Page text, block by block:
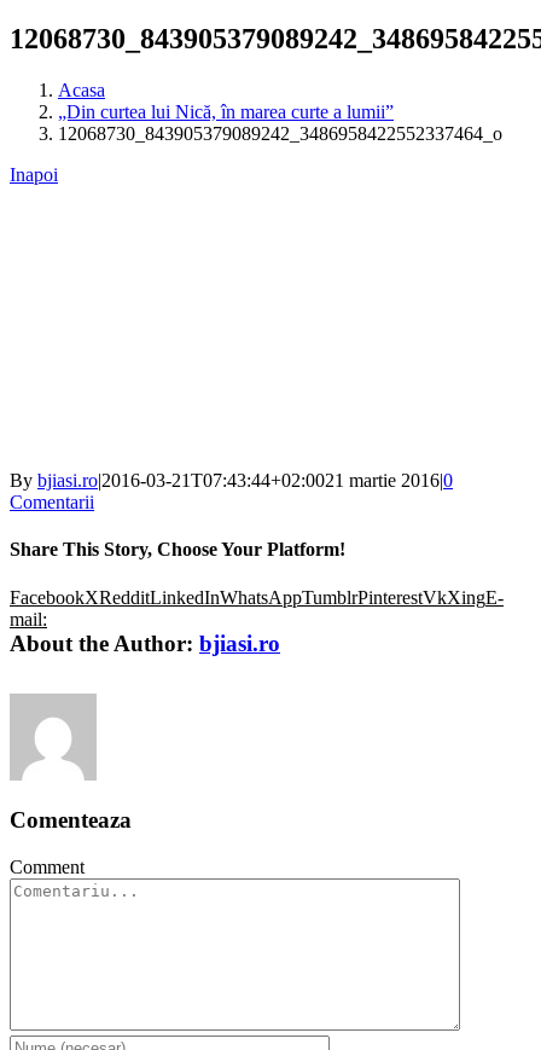
Acasa
„Din curtea lui Nică, în marea curte a lumii”
12068730_843905379089242_3486958422552337464_o
Inapoi
By bjiasi.ro|2016-03-21T07:43:44+02:0021 martie 2016|0
Comentarii
Share This Story, Choose Your Platform!
FacebookXRedditLinkedInWhatsAppTumblrPinterestVkXingE-
mail:
About the Author: bjiasi.ro
Comenteaza
Comment